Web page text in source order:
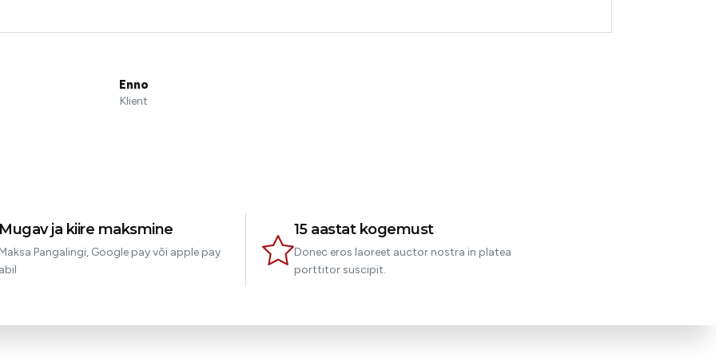
Enno
Klient
ja kiire maksmine
Pangalingi, Google pay või apple pay
15 aastat kogemust
Donec eros laoreet auctor nostra in platea
porttitor suscipit.